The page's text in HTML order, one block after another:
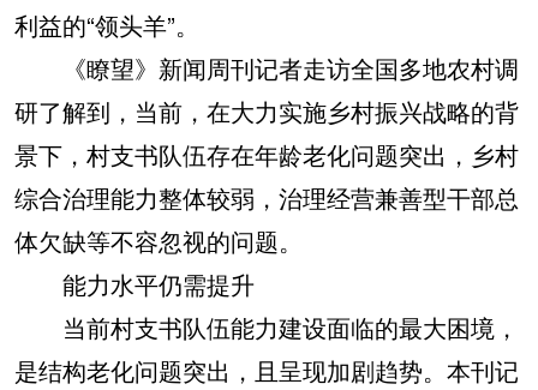
利益的“领头羊”。
《瞭望》新闻周刊记者走访全国多地农村调
研了解到，当前，在大力实施乡村振兴战略的背
景下，村支书队伍存在年龄老化问题突出，乡村
综合治理能力整体较弱，治理经营兼善型干部总
体欠缺等不容忽视的问题。
能力水平仍需提升
当前村支书队伍能力建设面临的最大困境，
是结构老化问题突出，且呈现加剧趋势。本刊记